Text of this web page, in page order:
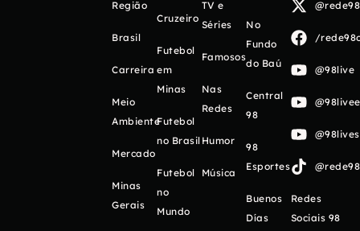
Região
Brasil
Carreira
Meio
Ambiente
Mercado
Minas
Gerais
Cruzeiro
Futebol
em
Minas
Futebol
no Brasil
Futebol
no
Mundo
TV e
Séries
Famosos
Nas
Redes
Humor
Música
No
Fundo
do Baú
Central
98
98
Esportes
Buenos
Días
/
@98live
Redes
Sociais 98